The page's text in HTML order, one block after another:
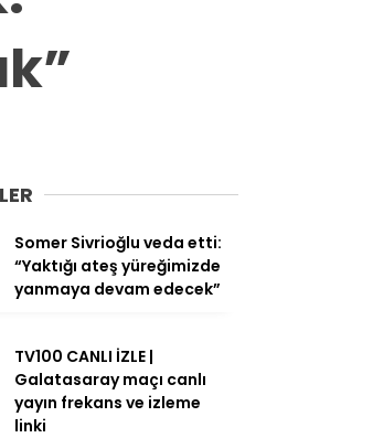
Somer Sivrioğlu veda etti:
“Yaktığı ateş yüreğimizde
yanmaya devam edecek”
TV100 CANLI İZLE |
Galatasaray maçı canlı
yayın frekans ve izleme
linki